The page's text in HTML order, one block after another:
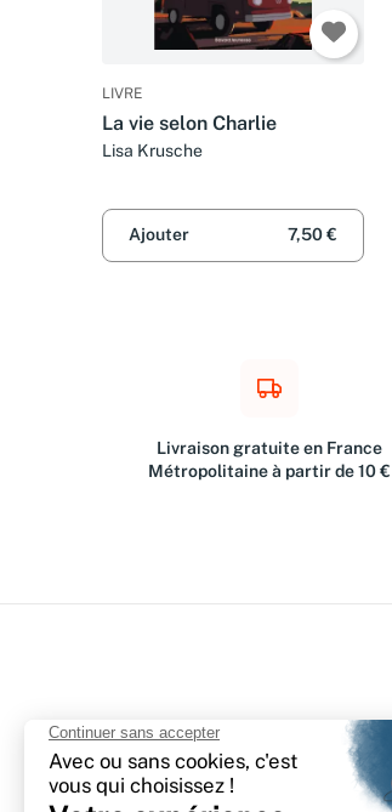
LIVRE
La vie selon Charlie
Lisa Krusche
Ajouter 7,50 €
Livraison gratuite en France
Métropolitaine à partir de 10 €